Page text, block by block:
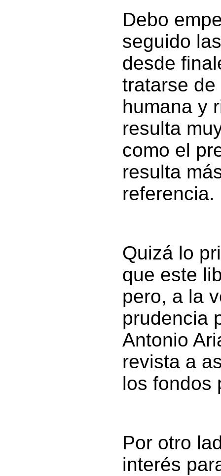
Debo
seguido
desde
tratarse
humana y
resulta
como el
resulta
referencia.
Quizá lo
que este
pero, a la
prudencia
Antonio
revista a
los fondos
Por otro
interés